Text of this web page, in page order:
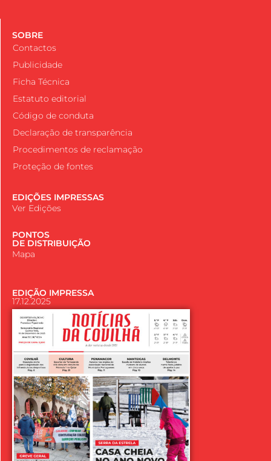
SOBRE
Contactos
Publicidade
Ficha Técnica
Estatuto editorial
Código de conduta
Declaração de transparência
Procedimentos de reclamação
Proteção de fontes
EDIÇÕES IMPRESSAS
Ver Edições
PONTOS
DE DISTRIBUIÇÃO
Mapa
EDIÇÃO IMPRESSA
17.12.2025